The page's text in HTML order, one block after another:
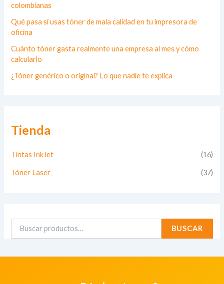
colombianas
Qué pasa si usas tóner de mala calidad en tu impresora de
oficina
Cuánto tóner gasta realmente una empresa al mes y cómo
calcularlo
¿Tóner genérico o original? Lo que nadie te explica
Tienda
Tintas InkJet (16)
Tóner Laser (37)
BUSCAR